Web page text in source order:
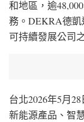
和地區，逾
務。DEKRA德凱
可持續發展公司
台北2026年5月28
新能源產品、智